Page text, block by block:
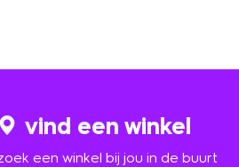
vind een winkel
een winkel bij jou in de buurt